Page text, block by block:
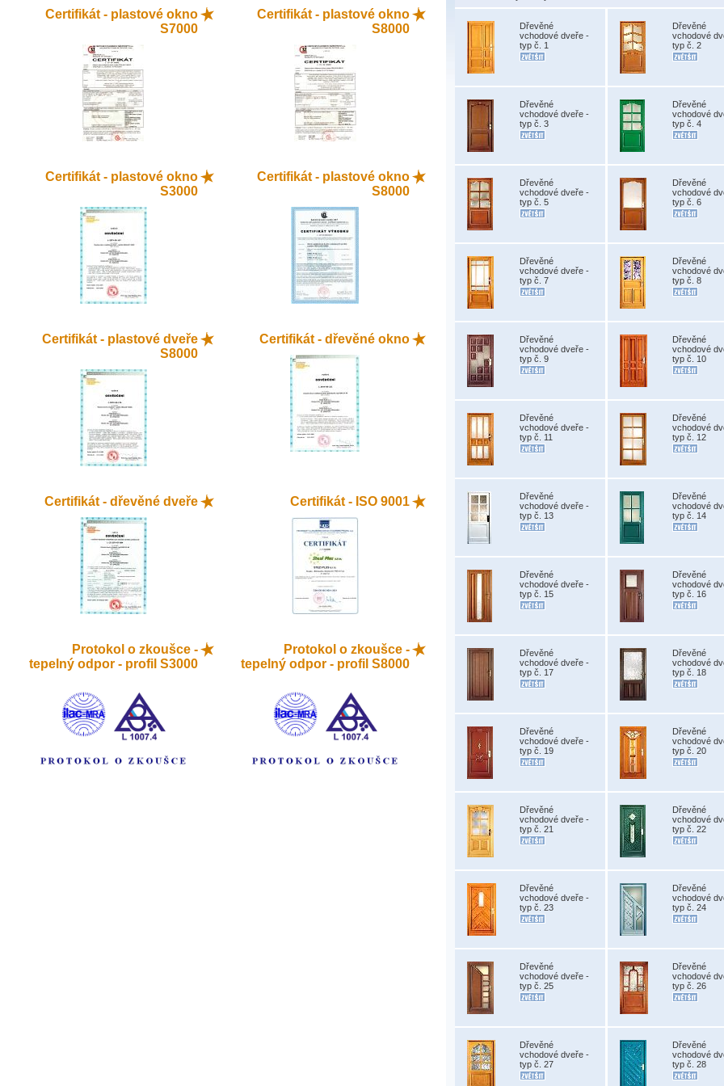
Certifikát - plastové okno
S7000
Certifikát - plastové okno
S8000
Certifikát - plastové okno
S3000
Certifikát - plastové okno
S8000
Certifikát - plastové dveře
S8000
Certifikát - dřevěné okno
Certifikát - dřevěné dveře Certifikát - ISO 9001
Protokol o zkoušce -
tepelný odpor - profil S3000
Protokol o zkoušce -
tepelný odpor - profil S8000
Dřevěné
vchodové dveře -
typ č. 1
Dřevěné
vchodové
typ č. 2
Dřevěné
vchodové dveře -
typ č. 3
Dřevěné
vchodové
typ č. 4
Dřevěné
vchodové dveře -
typ č. 5
Dřevěné
vchodové
typ č. 6
Dřevěné
vchodové dveře -
typ č. 7
Dřevěné
vchodové
typ č. 8
Dřevěné
vchodové dveře -
typ č. 9
Dřevěné
vchodové
typ č. 10
Dřevěné
vchodové dveře -
typ č. 11
Dřevěné
vchodové
typ č. 12
Dřevěné
vchodové dveře -
typ č. 13
Dřevěné
vchodové
typ č. 14
Dřevěné
vchodové dveře -
typ č. 15
Dřevěné
vchodové
typ č. 16
Dřevěné
vchodové dveře -
typ č. 17
Dřevěné
vchodové
typ č. 18
Dřevěné
vchodové dveře -
typ č. 19
Dřevěné
vchodové
typ č. 20
Dřevěné
vchodové dveře -
typ č. 21
Dřevěné
vchodové
typ č. 22
Dřevěné
vchodové dveře -
typ č. 23
Dřevěné
vchodové
typ č. 24
Dřevěné
vchodové dveře -
typ č. 25
Dřevěné
vchodové
typ č. 26
Dřevěné
vchodové dveře -
typ č. 27
Dřevěné
vchodové
typ č. 28